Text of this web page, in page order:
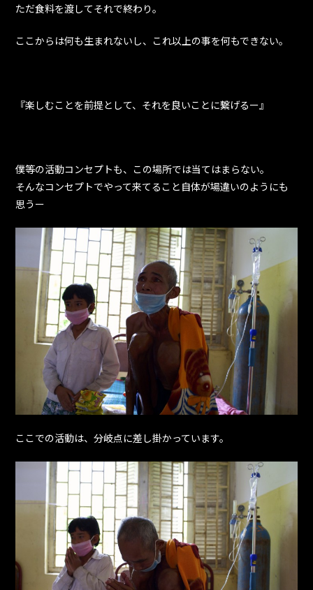
ただ食料を渡してそれで終わり。
ここからは何も生まれないし、これ以上の事を何もできない。
『楽しむことを前提として、それを良いことに繋げるー』
僕等の活動コンセプトも、この場所では当てはまらない。
そんなコンセプトでやって来てること自体が場違いのようにも
思うー
ここでの活動は、分岐点に差し掛かっています。